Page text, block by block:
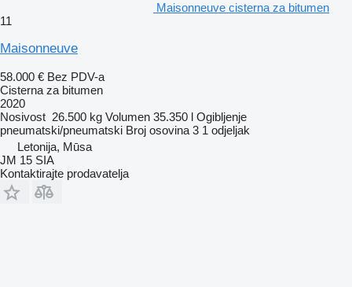
Maisonneuve cisterna za bitumen
11
Maisonneuve
58.000 € Bez PDV-a
Cisterna za bitumen
2020
Nosivost 26.500 kg Volumen 35.350 l Ogibljenje
pneumatski/pneumatski Broj osovina 3 1 odjeljak
Letonija, Mūsa
JM 15 SIA
Kontaktirajte prodavatelja